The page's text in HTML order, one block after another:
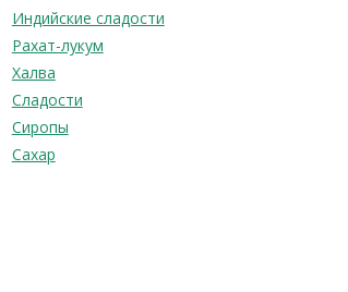
Индийские сладости
Рахат-лукум
Халва
Сладости
Сиропы
Сахар